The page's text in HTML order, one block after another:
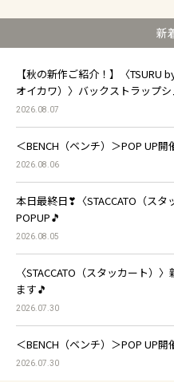
新
【秋の新作ご紹介！】〈TSURU
オイカワ）〉バックストラップ
2026.08.07
＜BENCH（ベンチ）＞POP UP
2026.08.06
本日最終日❣〈STACCATO（スタ
POPUP🎵
2026.08.05
〈STACCATO（スタッカート）
ます🎵
2026.07.30
＜BENCH（ベンチ）＞POP UP
2026.07.30